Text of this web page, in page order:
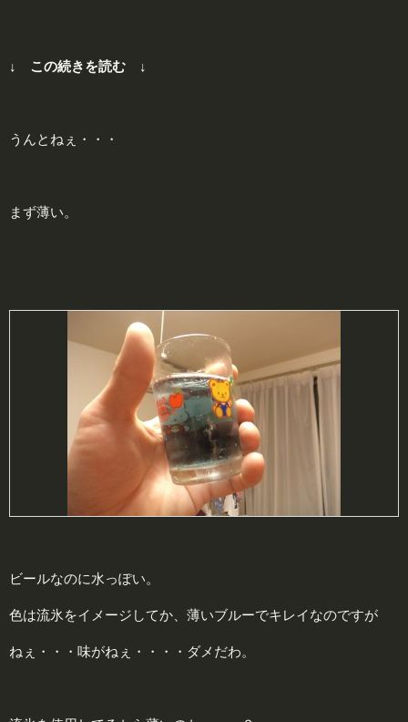
↓ この続きを読む ↓
うんとねぇ・・・
まず薄い。
ビールなのに水っぽい。
色は流氷をイメージしてか、薄いブルーでキレイなのですが
ねぇ・・・味がねぇ・・・・ダメだわ。